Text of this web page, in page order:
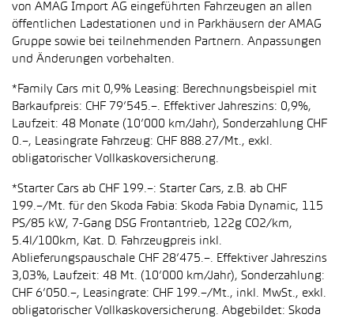
von AMAG Import AG eingeführten Fahrzeugen an allen
öffentlichen Ladestationen und in Parkhäusern der AMAG
Gruppe sowie bei teilnehmenden Partnern. Anpassungen
und Änderungen vorbehalten.
*Family Cars mit 0,9% Leasing: Berechnungsbeispiel mit
Barkaufpreis: CHF 79’545.–. Effektiver Jahreszins: 0,9%,
Laufzeit: 48 Monate (10’000 km/Jahr), Sonderzahlung CHF
0.–, Leasingrate Fahrzeug: CHF 888.27/Mt., exkl.
obligatorischer Vollkaskoversicherung.
*Starter Cars ab CHF 199.–: Starter Cars, z.B. ab CHF
199.–/Mt. für den Skoda Fabia: Skoda Fabia Dynamic, 115
PS/85 kW, 7-Gang DSG Frontantrieb, 122g CO2/km,
5.4l/100km, Kat. D. Fahrzeugpreis inkl.
Ablieferungspauschale CHF 28’475.–. Effektiver Jahreszins
3,03%, Laufzeit: 48 Mt. (10’000 km/Jahr), Sonderzahlung:
CHF 6’050.–, Leasingrate: CHF 199.–/Mt., inkl. MwSt., exkl.
obligatorischer Vollkaskoversicherung. Abgebildet: Skoda